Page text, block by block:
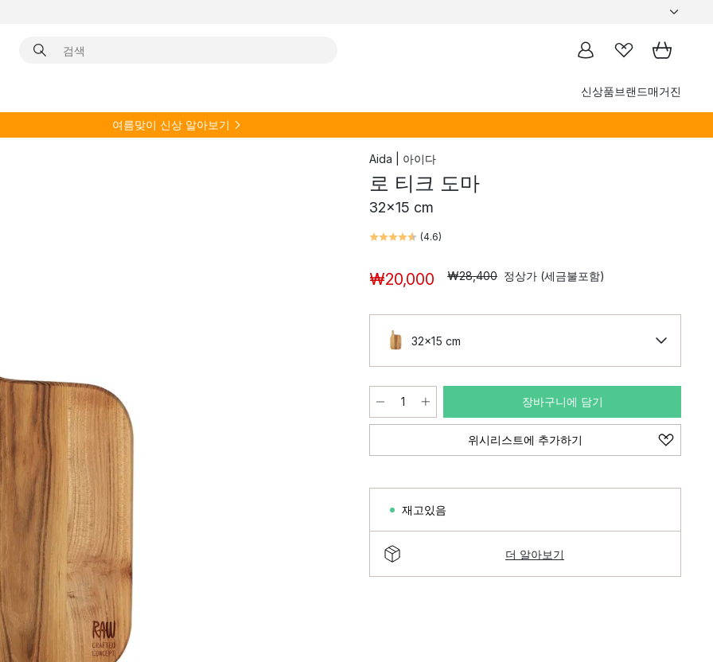
신상품브랜드매거진
여름맞이 신상 알아보기
Aida | 아이다
로 티크 도마
32x15 cm
(4.6)
₩20,000 ₩28,400 정상가 (세금불포함)
32x15 cm
장바구니에 담기
위시리스트에 추가하기
재고있음
더 알아보기